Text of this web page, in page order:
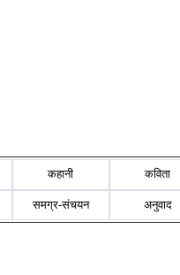
कहानी कविता
समग्र-संचयन अनुवाद